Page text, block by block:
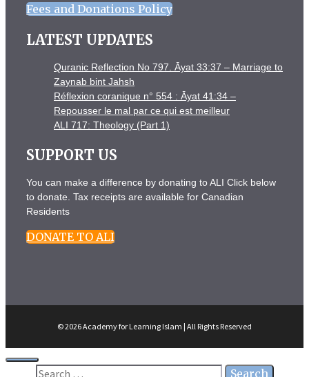
Fees and Donations Policy
LATEST UPDATES
Quranic Reflection No 797. Āyat 33:37 – Marriage to
Zaynab bint Jahsh
Réflexion coranique n° 554 : Āyat 41:34 –
Repousser le mal par ce qui est meilleur
ALI 717: Theology (Part 1)
SUPPORT US
You can make a difference by donating to ALI Click below
to donate. Tax receipts are available for Canadian
Residents
DONATE TO ALI
© 2026 Academy for Learning Islam | All Rights Reserved
CloseSearch